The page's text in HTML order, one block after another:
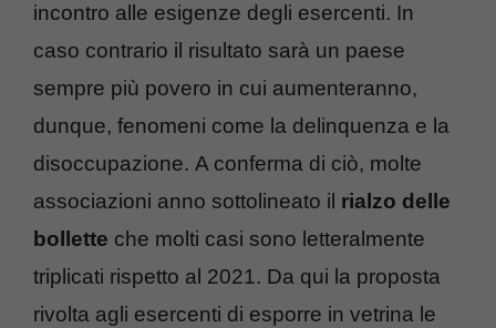
incontro alle esigenze degli esercenti. In
caso contrario il risultato sarà un paese
sempre più povero in cui aumenteranno,
dunque, fenomeni come la delinquenza e la
disoccupazione. A conferma di ciò, molte
associazioni anno sottolineato il rialzo delle
bollette che molti casi sono letteralmente
triplicati rispetto al 2021. Da qui la proposta
rivolta agli esercenti di esporre in vetrina le